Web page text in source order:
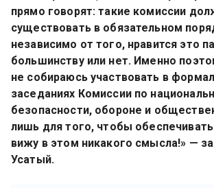
прямо говорят: такие комиссии
существовать в обязательном
независимо от того, нравится это
большинству или нет. Именно
не собираюсь участвовать в
заседаниях Комиссии по
безопасности, обороне и
лишь для того, чтобы
вижу в этом никакого смысла!» —
Усатый.